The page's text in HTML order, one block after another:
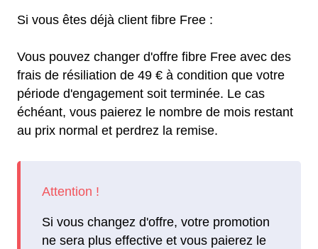
Si vous êtes déjà client fibre Free :
Vous pouvez changer d'offre fibre Free avec des
frais de résiliation de 49 € à condition que votre
période d'engagement soit terminée. Le cas
échéant, vous paierez le nombre de mois restant
au prix normal et perdrez la remise.
Si vous changez d'offre, votre promotion
ne sera plus effective et vous paierez le